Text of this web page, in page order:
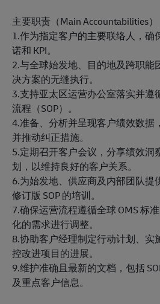
主要职责（Main Accountabilities）
1.作为指定客户的主要联络人，确
诺和 KPI。
2.与全球始发地、目的地及跨职能
决方案的无缝执行。
3.支持亚太区运营办公室落实并遵
流程（SOP）。
4.准备、分析并呈现客户绩效数据
并推动纠正措施。
5.定期召开客户会议，分享绩效洞
划，以维持良好的客户关系。
6.为始发地、供应商及内部团队提
修订版 SOP 的培训。
7.确保运营流程遵循全球 OMS 标
化的需求进行调整。
8.协助客户经理制定行动计划、实
控改进项目的进展。
9.维护准确且最新的文档，包括
及重点客户信息。